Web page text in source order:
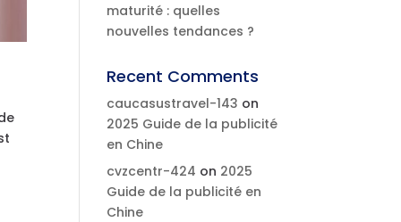
maturité : quelles
nouvelles tendances ?
Recent Comments
caucasustravel-143 on
2025 Guide de la publicité
en Chine
cvzcentr-424 on 2025
Guide de la publicité en
Chine